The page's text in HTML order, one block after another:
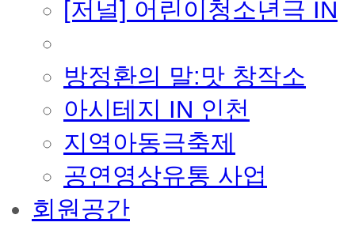
[저널] 어린이청소년극 IN
방정환의 말:맛 창작소
아시테지 IN 인천
지역아동극축제
공연영상유통 사업
회원공간